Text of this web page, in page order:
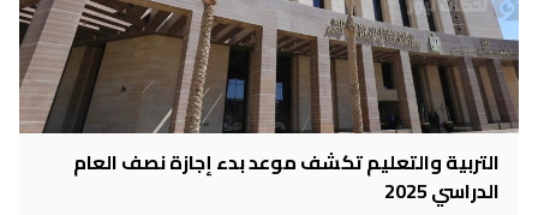
التربية والتعليم تكشف موعد بدء إجازة نصف العام
الدراسي 2025